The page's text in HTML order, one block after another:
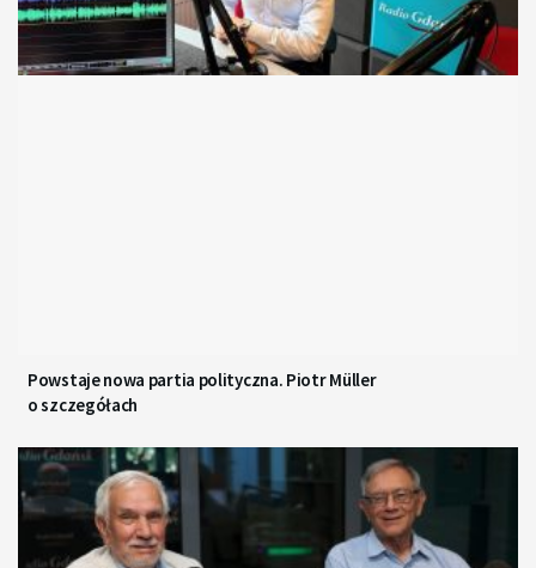
Powstaje nowa partia polityczna. Piotr Müller
o szczegółach